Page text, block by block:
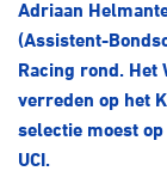
Shop
Producten en
Contact
Adriaan
(Assistent-
Racing rond.
verreden op het
selectie moest
UCI.
BMX freestyle
Veldrijden